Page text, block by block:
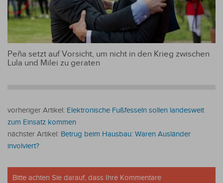
Peña setzt auf Vorsicht, um nicht in den Krieg zwischen
Lula und Milei zu geraten
vorheriger Artikel: Elektronische Fußfesseln sollen landesweit
zum Einsatz kommen
nächster Artikel: Betrug beim Hausbau: Waren Ausländer
involviert?
Bitte achten Sie darauf, dass Ihre Kommentare